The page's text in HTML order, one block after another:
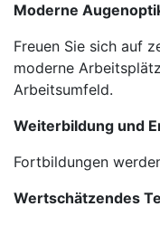
Moderne
Freuen Sie sich auf
moderne
Arbeitsumfeld.
Weiterbildung und
Fortbildungen
Wertschätzendes